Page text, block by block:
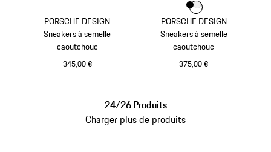
PORSCHE DESIGN
Sneakers à semelle
caoutchouc
345,00 €
PORSCHE DESIGN
Sneakers à semelle
caoutchouc
375,00 €
Couleur
Couleur
Couleur
24/26 Produits
Charger plus de produits